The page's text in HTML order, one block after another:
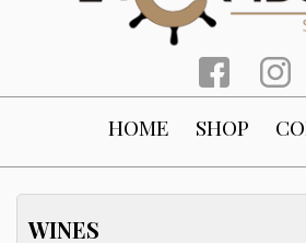
HOME SHOP
WINES